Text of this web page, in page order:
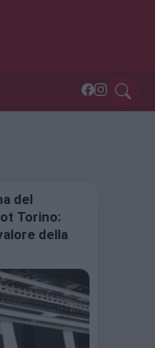
del
Torino:
della